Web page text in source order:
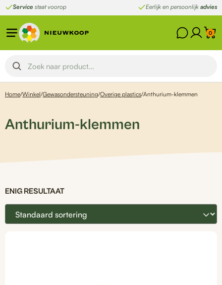
Ga
naar
de
inhoud
Service staat voorop Eerlijk en persoonlijk advies
0
Home/Winkel/Gewasondersteuning/Overige plastics/Anthurium-klemmen
Anthurium-klemmen
ENIG RESULTAAT